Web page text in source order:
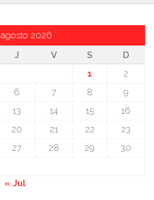
agosto 2026
J V S
D
1
2
6 7 8
9
13 14 15
16
20 21 22
23
27 28 29
30
« Jul